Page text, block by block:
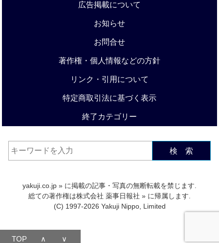
広告掲載について
お知らせ
お問合せ
著作権・個人情報などの方針
リンク・引用について
特定商取引法に基づく表示
終了カテゴリー
検 索
yakuji.co.jp » に掲載の記事・写真の無断転載を禁じます.
総ての著作権は株式会社 薬事日報社 » に帰属します.
(C) 1997-2026 Yakuji Nippo, Limited
TOP ∧ ∨